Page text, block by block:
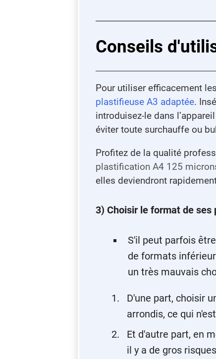
Conseils
Pour utiliser efficacement les
plastifieuse A3 adaptée.
introduisez-le dans
éviter toute surchauffe ou
Profitez de la qualité
plastification A4 125
elles deviendront
3) Choisir le format de
S'il peut parfois
de formats
un très mauvais
D'une part, choisir
arrondis, ce qui
Et d'autre part, en
il y a de gros